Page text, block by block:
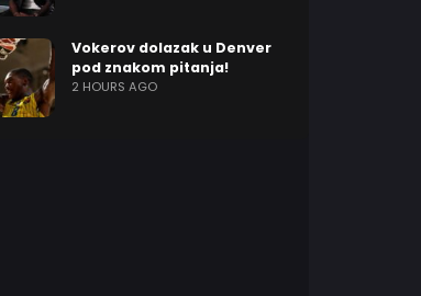
Vokerov dolazak u Denver
pod znakom pitanja!
2 HOURS AGO